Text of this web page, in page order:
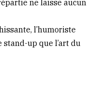
ne laisse aucun
l’humoriste
up que l’art du